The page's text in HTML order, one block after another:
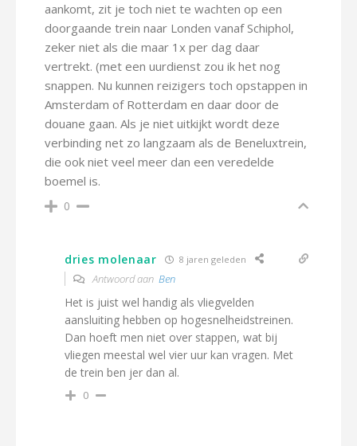
aankomt, zit je toch niet te wachten op een
doorgaande trein naar Londen vanaf Schiphol,
zeker niet als die maar 1x per dag daar
vertrekt. (met een uurdienst zou ik het nog
snappen. Nu kunnen reizigers toch opstappen in
Amsterdam of Rotterdam en daar door de
douane gaan. Als je niet uitkijkt wordt deze
verbinding net zo langzaam als de Beneluxtrein,
die ook niet veel meer dan een veredelde
boemel is.
0
dries molenaar 8 jaren geleden
Antwoord aan Ben
Het is juist wel handig als vliegvelden
aansluiting hebben op hogesnelheidstreinen.
Dan hoeft men niet over stappen, wat bij
vliegen meestal wel vier uur kan vragen. Met
de trein ben jer dan al.
0